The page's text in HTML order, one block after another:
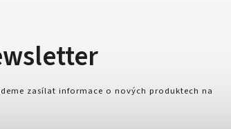
zasílat informace o nových produktech na